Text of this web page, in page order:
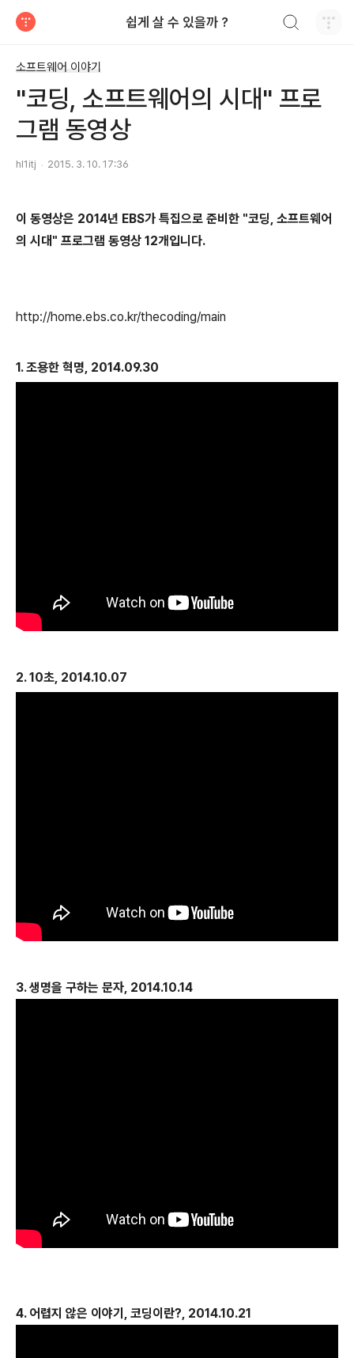
쉽게 살 수 있을까 ?
소프트웨어 이야기
"코딩, 소프트웨어의 시대" 프로
그램 동영상
hl1itj 2015. 3. 10. 17:36
이 동영상은 2014년 EBS가 특집으로 준비한 "코딩, 소프트웨어
의 시대" 프로그램 동영상 12개입니다.
http://home.ebs.co.kr/thecoding/main
1. 조용한 혁명, 2014.09.30
2.10초, 2014.10.07
3. 생명을 구하는 문자, 2014.10.14
4. 어렵지 않은 이야기, 코딩이란?, 2014.10.21